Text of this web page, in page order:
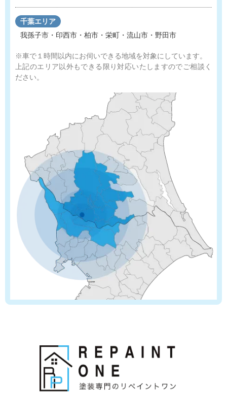
千葉エリア
我孫子市・印西市・柏市・栄町・流山市・野田市
※車で１時間以内にお伺いできる地域を対象にしています。
上記のエリア以外もできる限り対応いたしますのでご相談く
ださい。